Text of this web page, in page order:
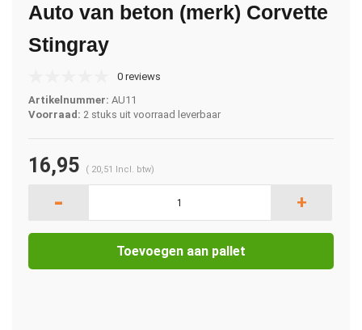
Auto van beton (merk) Corvette
Stingray
0 reviews
Artikelnummer: AU11
Voorraad: 2 stuks uit voorraad leverbaar
16,95 ( 20,51 Incl. btw)
- +
Toevoegen aan pallet